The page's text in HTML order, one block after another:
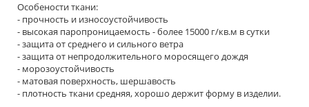
Особености ткани:
- прочность и износоустойчивость
- высокая паропроницаемость - более 15000 г/кв.м в сутки
- защита от среднего и сильного ветра
- защита от непродолжительного моросящего дождя
- морозоустойчивость
- матовая поверхность, шершавость
- плотность ткани средняя, хорошо держит форму в изделии.